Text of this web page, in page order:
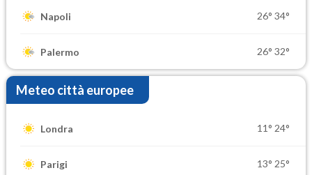
Napoli 26° 34°
Palermo 26° 32°
Meteo città europee
Londra 11° 24°
Parigi 13° 25°